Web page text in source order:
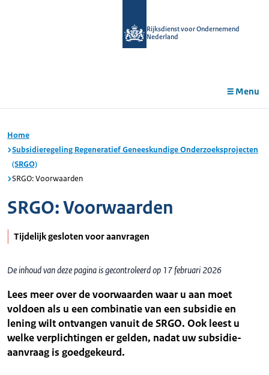
Rijksdienst voor Ondernemend
Nederland
Menu
Home
Subsidieregeling Regeneratief Geneeskundige Onderzoeksprojecten
(SRGO)
SRGO: Voorwaarden
SRGO: Voorwaarden
Tijdelijk gesloten voor aanvragen
De inhoud van deze pagina is gecontroleerd op 17 februari 2026
Lees meer over de voorwaarden waar u aan moet
voldoen als u een combinatie van een subsidie en
lening wilt ontvangen vanuit de SRGO. Ook leest u
welke verplichtingen er gelden, nadat uw subsidie-
aanvraag is goedgekeurd.